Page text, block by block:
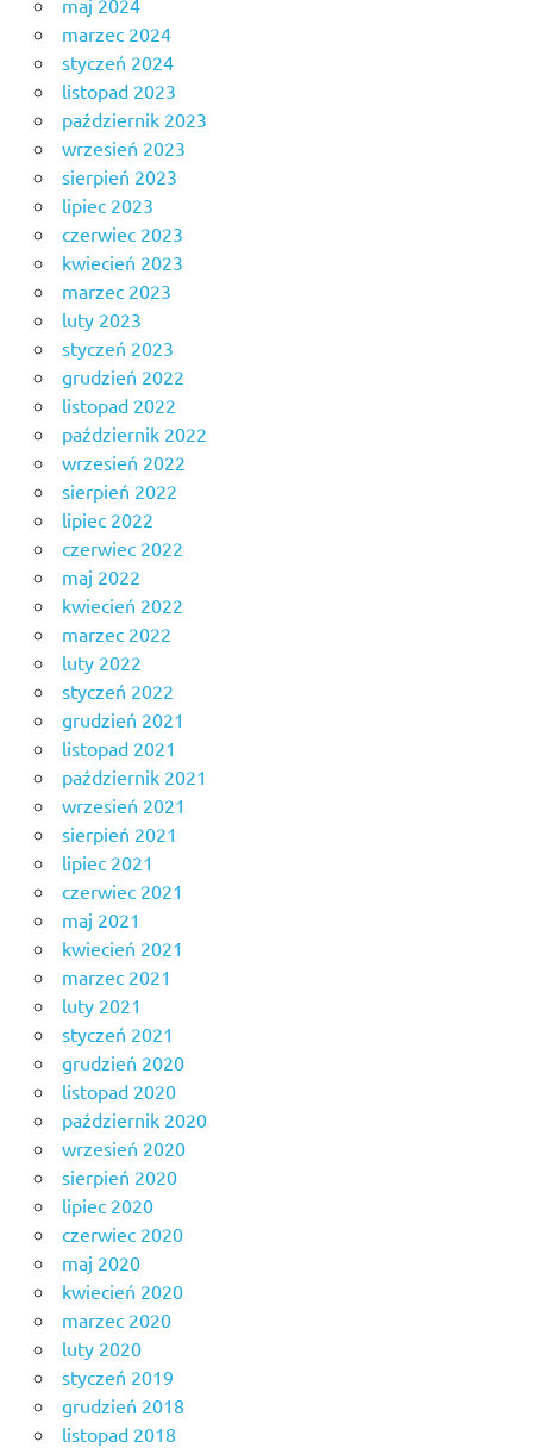
maj 2024
marzec 2024
styczeń 2024
listopad 2023
październik 2023
wrzesień 2023
sierpień 2023
lipiec 2023
czerwiec 2023
kwiecień 2023
marzec 2023
luty 2023
styczeń 2023
grudzień 2022
listopad 2022
październik 2022
wrzesień 2022
sierpień 2022
lipiec 2022
czerwiec 2022
maj 2022
kwiecień 2022
marzec 2022
luty 2022
styczeń 2022
grudzień 2021
listopad 2021
październik 2021
wrzesień 2021
sierpień 2021
lipiec 2021
czerwiec 2021
maj 2021
kwiecień 2021
marzec 2021
luty 2021
styczeń 2021
grudzień 2020
listopad 2020
październik 2020
wrzesień 2020
sierpień 2020
lipiec 2020
czerwiec 2020
maj 2020
kwiecień 2020
marzec 2020
luty 2020
styczeń 2019
grudzień 2018
listopad 2018